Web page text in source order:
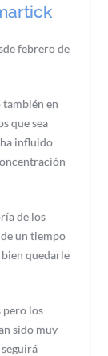
febrero de
también en
que sea
influido
de los
un tiempo
bien quedarle
pero los
sido muy